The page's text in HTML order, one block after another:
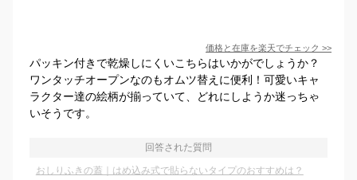
価格と在庫を楽天でチェック >>
パッキン付きで乾燥しにくいこちらはいかがでしょうか？
ワンタッチオープンなのもオムツ替えに便利！可愛いキャ
ラクター達の絵柄が揃っていて、どれにしようか迷っちゃ
いそうです。
回答された質問
おしりふきの蓋｜はめ込み式で貼らないタイプのおすすめは？